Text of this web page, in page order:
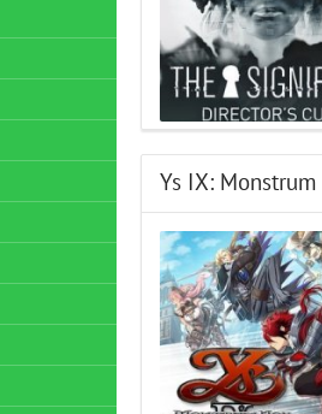
Ys IX: Monstrum